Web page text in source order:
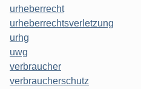
urheberrecht
urheberrechtsverletzung
urhg
uwg
verbraucher
verbraucherschutz